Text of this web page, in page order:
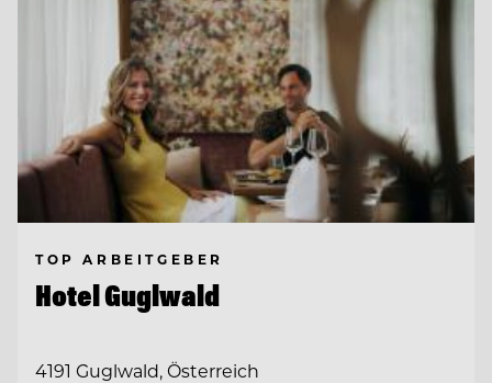
TOP ARBEITGEBER
Hotel Guglwald
4191 Guglwald, Österreich